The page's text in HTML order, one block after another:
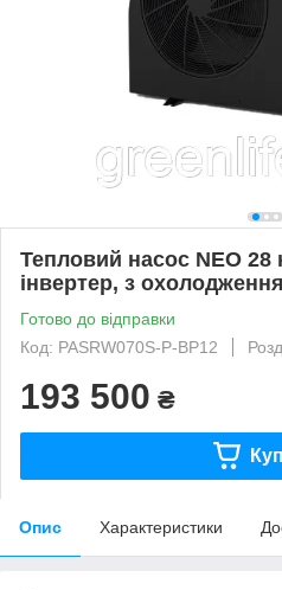
Тепловий насос NEO 28
інвертер, з
Готово до відправки
Код: PASRW070S-P-BP12
193 500 ₴
Опис Характеристики